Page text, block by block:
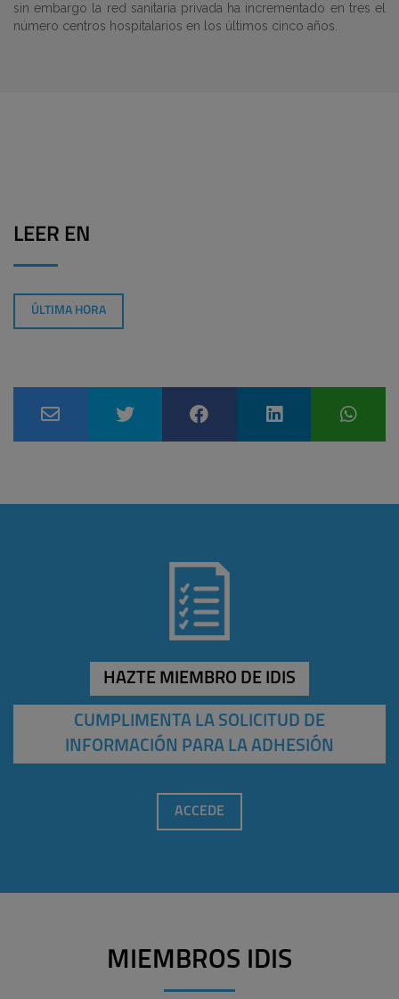
sin embargo la red sanitaria privada ha incrementado en tres el
número centros hospitalarios en los últimos cinco años.
LEER EN
ÚLTIMA HORA
HAZTE MIEMBRO DE IDIS
CUMPLIMENTA LA SOLICITUD DE
INFORMACIÓN PARA LA ADHESIÓN
ACCEDE
MIEMBROS IDIS